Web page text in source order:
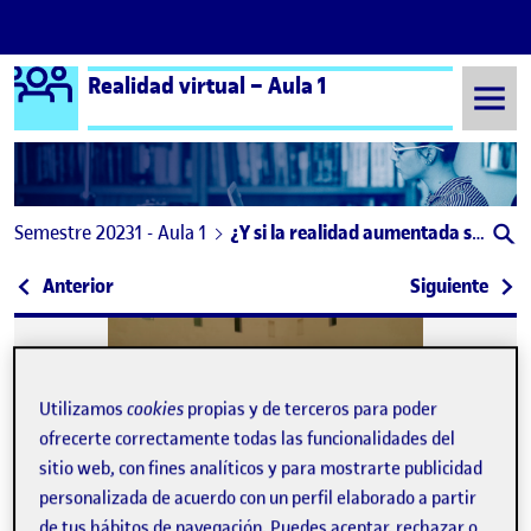
Saltar al contenido
Logo Ágora
Realidad virtual – Aula 1
Semestre 20231 - Aula 1 ¿Y si la realidad aumentada siguiese los pasos de las redes sociales?
Navegación de entradas
Anterior: «Reimaginando el Futuro: La RealidadSiguiente:
Publicado por
Utilizamoscookies propias y de terceros para poder
ofrecerte correctamente todas las funcionalidades del
sitio web, con fines analíticos y para mostrarte publicidad
personalizada de acuerdo con un perfil elaborado a partir